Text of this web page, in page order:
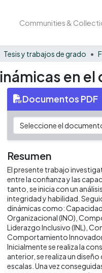
Communities &
Tesis y trabajos de grado
en
Documentos PDF
Resumen
El presente trabajo
entre la confianza y las
tanto, se inicia con un
integridad y habilidad.
dinámicas como:
Organizacional (INO),
Liderazgo Inclusivo (INL),
Comportamiento Innovador
Inicialmente se realiza la
anterior, se realiza un
escalas. Una vez